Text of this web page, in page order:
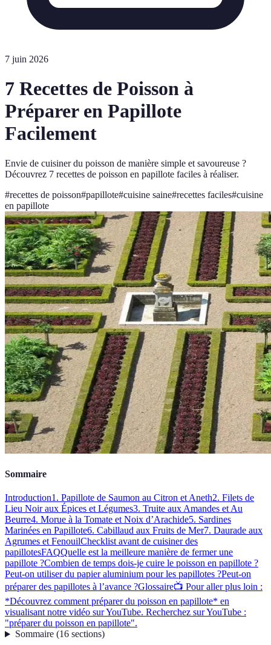
7 juin 2026
7 Recettes de Poisson à
Préparer en Papillote
Facilement
Envie de cuisiner du poisson de manière simple et savoureuse ?
Découvrez 7 recettes de poisson en papillote faciles à réaliser.
#recettes de poisson#papillote#cuisine saine#recettes faciles#cuisine
en papillote
Sommaire
Introduction1. Papillote de Saumon au Citron et Aneth2. Filets de
Lieu Noir aux Épices et Légumes3. Truite aux Amandes et Au
Beurre4. Morue à la Tomate et Noix d’Arachide5. Sardines
Marinées en Papillote6. Cabillaud aux Fruits de Mer7. Daurade aux
Agrumes et FenouilChecklist avant de cuisiner des
papillotesFAQQuelle est la meilleure manière de fermer une
papillote ?Combien de temps dois-je cuire le poisson en papillote ?
Peut-on utiliser du papier aluminium pour les papillotes ?Peut-on
préparer des papillotes à l’avance ?Glossaire📺 Pour aller plus loin :
*Découvrez comment préparer du poisson en papillote* en
visualisant notre vidéo sur YouTube. Recherchez sur YouTube :
"préparer du poisson en papillote".
Sommaire(16 sections)